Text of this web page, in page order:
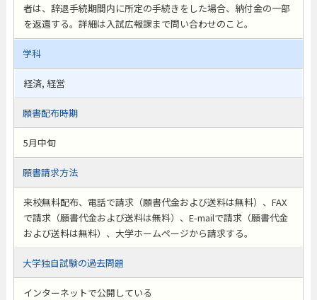
者は、辞退手続期間内に所定の手続きをした場合、納付金の一部
を返還する。詳細は入試広報課まで問い合わせのこと。
学科
経済, 経営
願書配布時期
5月中旬
願書請求方法
来校無料配布、電話で請求（願書代金および送料は無料）、FAX
で請求（願書代金および送料は無料）、E-mailで請求（願書代金
および送料は無料）、大学ホームページから請求する。
大学独自試験の過去問題
インターネットで公開している